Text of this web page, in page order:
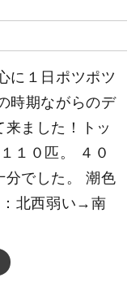
に１日ポツポツ
時期ながらのデ
来ました！トッ
１０匹。 ４０
分でした。 潮色
：北西弱い→南